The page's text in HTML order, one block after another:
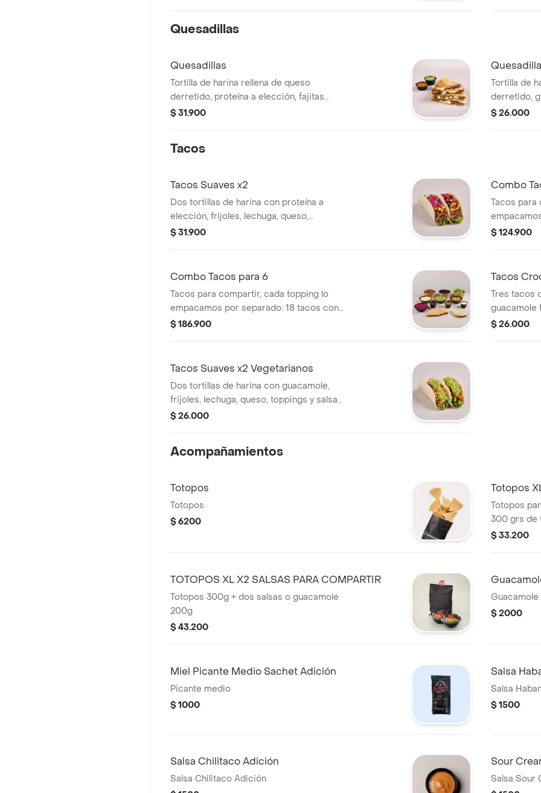
Quesadillas
Quesadillas
Tortilla de harina rellena de queso
derretido, proteína a elección, fajitas
(cebolla y pimentón salteados), pico de
$ 31.900
Tortilla de
derretido,
pimentón
$ 26.000
Tacos
Tacos Suaves x2
Dos tortillas de harina con proteína a
elección, frijoles, lechuga, queso,
toppings y salsas a elección.
$ 31.900
Combo
Tacos para
proteína a
Chilitaco y
$ 124.900
Combo Tacos para 6
Tacos para compartir, cada topping lo
empacamos por separado: 18 tacos con
proteína a elección (600grs), frijoles,
Chilitaco y salsa habanero.
$ 186.900
Tacos
Tres tacos
guacamole
toppings y
$ 26.000
Tacos Suaves x2 Vegetarianos
Dos tortillas de harina con guacamole,
frijoles, lechuga, queso, toppings y salsas
a elección.
$ 26.000
Acompañamientos
Totopos
Totopos
$ 6200
Totopos
Totopos
300 grs de
salsa a
$ 33.200
TOTOPOS XL X2 SALSAS PARA COMPARTIR
Totopos 300g + dos salsas o guacamole
200g
$ 43.200
$ 2000
Miel Picante Medio Sachet Adición
Picante medio
$ 1000
Salsa
Salsa
$ 1500
Salsa Chilitaco Adición
Salsa Chilitaco Adición
Sour
Salsa Sour